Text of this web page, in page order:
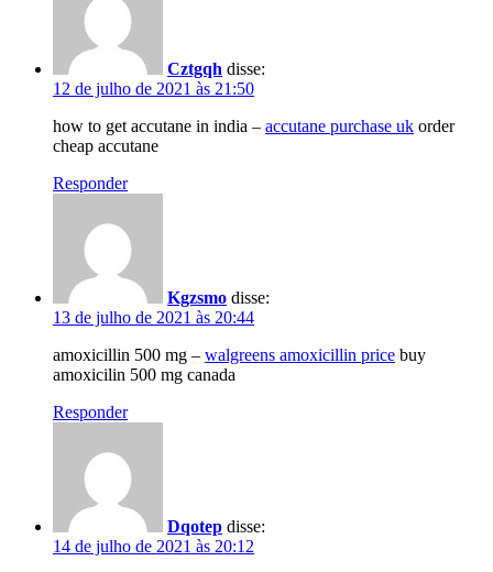
Cztgqh disse:
12 de julho de 2021 às 21:50
how to get accutane in india – accutane purchase uk order
cheap accutane
Responder
Kgzsmo disse:
13 de julho de 2021 às 20:44
amoxicillin 500 mg – walgreens amoxicillin price buy
amoxicilin 500 mg canada
Responder
Dqotep disse:
14 de julho de 2021 às 20:12